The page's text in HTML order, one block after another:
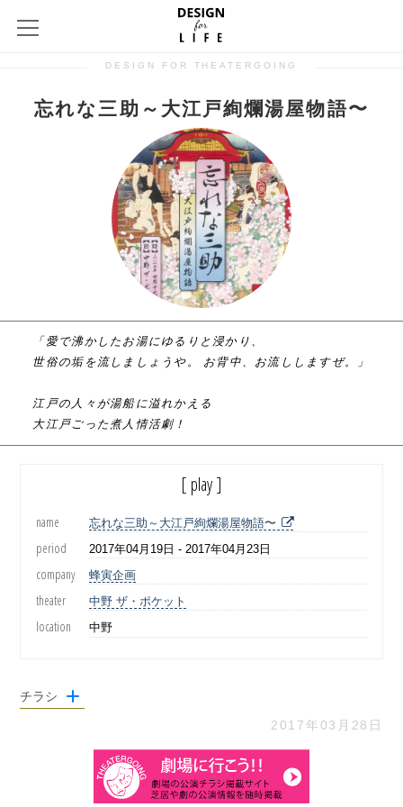
DESIGN FOR THEATERGOING
忘れな三助～大江戸絢爛湯屋物語〜
「愛で沸かしたお湯にゆるりと浸かり、
世俗の垢を流しましょうや。 お背中、お流ししますぜ。」
江戸の人々が湯船に溢れかえる
大江戸ごった煮人情活劇！
[ play ]
name 忘れな三助～大江戸絢爛湯屋物語〜
period 2017年04月19日 - 2017年04月23日
company 蜂寅企画
theater 中野 ザ・ポケット
location 中野
チラシ
2017年03月28日